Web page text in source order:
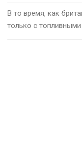
В то время, как
только с